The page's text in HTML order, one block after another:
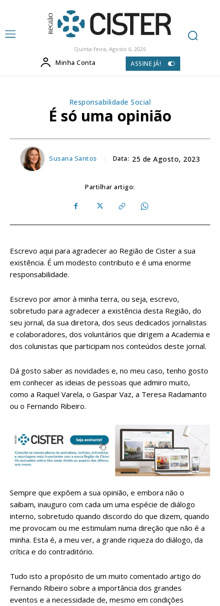
Quinta-feira, Agosto 6, 2026
Minha Conta ASSINE JÁ!
Responsabilidade Social
É só uma opinião
Susana Santos Data: 25 de Agosto, 2023
Partilhar artigo:
Escrevo aqui para agradecer ao Região de Cister a sua
existência. É um modesto contributo e é uma enorme
responsabilidade.
Escrevo por amor à minha terra, ou seja, escrevo,
sobretudo para agradecer a existência desta Região, do
seu jornal, da sua diretora, dos seus dedicados jornalistas
e colaboradores, dos voluntários que dirigem a Academia e
dos colunistas que participam nos conteúdos deste jornal.
Dá gosto saber as novidades e, no meu caso, tenho gosto
em conhecer as ideias de pessoas que admiro muito,
como a Raquel Varela, o Gaspar Vaz, a Teresa Radamanto
ou o Fernando Ribeiro.
Sempre que expõem a sua opinião, e embora não o
saibam, inauguro com cada um uma espécie de diálogo
interno, sobretudo quando discordo do que dizem, quando
me provocam ou me estimulam numa direção que não é a
minha. Esta é, a meu ver, a grande riqueza do diálogo, da
crítica e do contraditório.
Tudo isto a propósito de um muito comentado artigo do
Fernando Ribeiro sobre a importância dos grandes
eventos e a necessidade de, mesmo em condições